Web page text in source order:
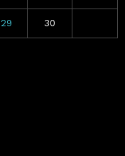
29 30